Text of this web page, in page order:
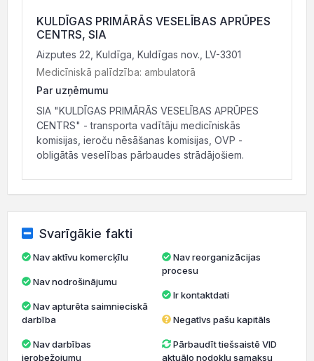
KULDĪGAS PRIMĀRĀS VESELĪBAS APRŪPES
CENTRS, SIA
Aizputes 22, Kuldīga, Kuldīgas nov., LV-3301
Medicīniskā palīdzība: ambulatorā
Par uzņēmumu
SIA "KULDĪGAS PRIMĀRĀS VESELĪBAS APRŪPES
CENTRS" - transporta vadītāju medicīniskās
komisijas, ieroču nēsāšanas komisijas, OVP -
obligātās veselības pārbaudes strādājošiem.
Svarīgākie fakti
Nav aktīvu komercķīlu
Nav nodrošinājumu
darbība
ierobežojumu
Nav reorganizācijas
procesu
Ir kontaktdati
Negatīvs pašu kapitāls
Pārbaudīt tiešsaistē VID
aktuālo nodokļu samaksu